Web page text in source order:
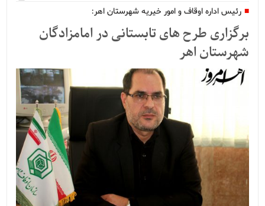
رئیس اداره اوقاف و امور خیریه شهرستان اهر:
برگزاری طرح های تابستانی در امامزادگان
شهرستان اهر